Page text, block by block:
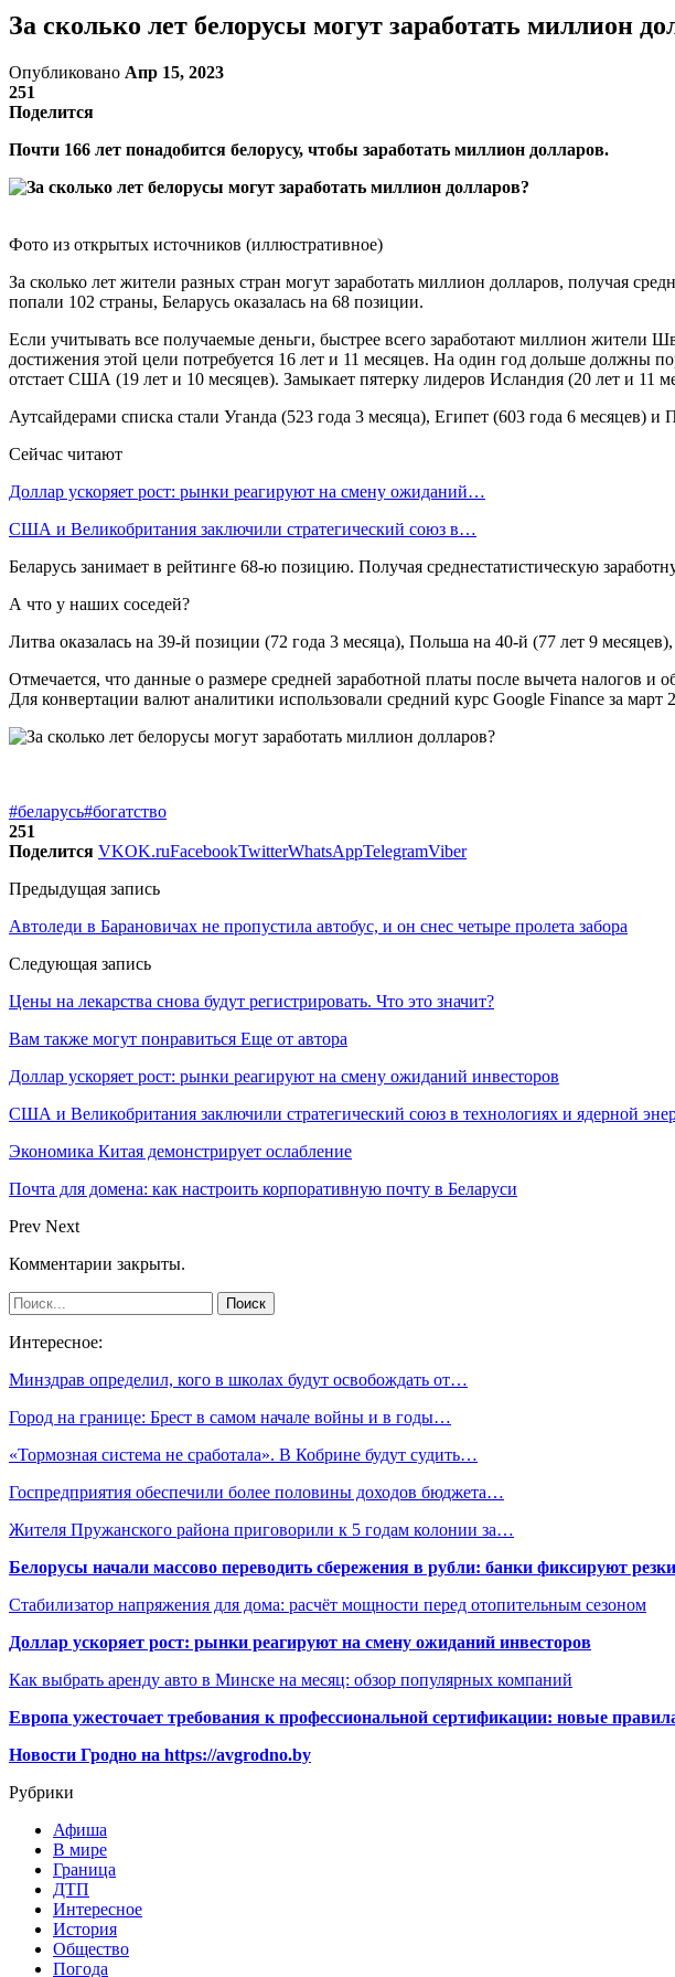
За сколько лет белорусы могут заработать миллион
Опубликовано Апр 15, 2023
251
Поделится
Почти 166 лет понадобится белорусу, чтобы заработать миллион долларов.
Фото из открытых источников (иллюстративное)
За сколько лет жители разных стран могут заработать миллион долларов, получая
попали 102 страны, Беларусь оказалась на 68 позиции.
Если учитывать все получаемые деньги, быстрее всего заработают миллион жители
достижения этой цели потребуется 16 лет и 11 месяцев. На один год дольше должны
отстает США (19 лет и 10 месяцев). Замыкает пятерку лидеров Исландия (20 лет и 11
Аутсайдерами списка стали Уганда (523 года 3 месяца), Египет (603 года 6 месяцев) и
Сейчас читают
Доллар ускоряет рост: рынки реагируют на смену ожиданий…
США и Великобритания заключили стратегический союз в…
Беларусь занимает в рейтинге 68-ю позицию. Получая среднестатистическую
А что у наших соседей?
Литва оказалась на 39-й позиции (72 года 3 месяца), Польша на 40-й (77 лет 9
Отмечается, что данные о размере средней заработной платы после вычета налогов и
Для конвертации валют аналитики использовали средний курс Google Finance за март
#беларусь#богатство
251
Поделится VKOK.ruFacebookTwitterWhatsAppTelegramViber
Предыдущая запись
Автоледи в Барановичах не пропустила автобус, и он снес четыре пролета забора
Следующая запись
Цены на лекарства снова будут регистрировать. Что это значит?
Вам также могут понравиться Еще от автора
Доллар ускоряет рост: рынки реагируют на смену ожиданий инвесторов
США и Великобритания заключили стратегический союз в технологиях и ядерной
Экономика Китая демонстрирует ослабление
Почта для домена: как настроить корпоративную почту в Беларуси
Prev Next
Комментарии закрыты.
Интересное:
Минздрав определил, кого в школах будут освобождать от…
Город на границе: Брест в самом начале войны и в годы…
«Тормозная система не сработала». В Кобрине будут судить…
Госпредприятия обеспечили более половины доходов бюджета…
Жителя Пружанского района приговорили к 5 годам колонии за…
Белорусы начали массово переводить сбережения в рубли: банки фиксируют
Стабилизатор напряжения для дома: расчёт мощности перед отопительным сезоном
Доллар ускоряет рост: рынки реагируют на смену ожиданий инвесторов
Как выбрать аренду авто в Минске на месяц: обзор популярных компаний
Европа ужесточает требования к профессиональной сертификации: новые
Новости Гродно на https://avgrodno.by
Рубрики
Афиша
В мире
Граница
ДТП
Интересное
История
Общество
Погода